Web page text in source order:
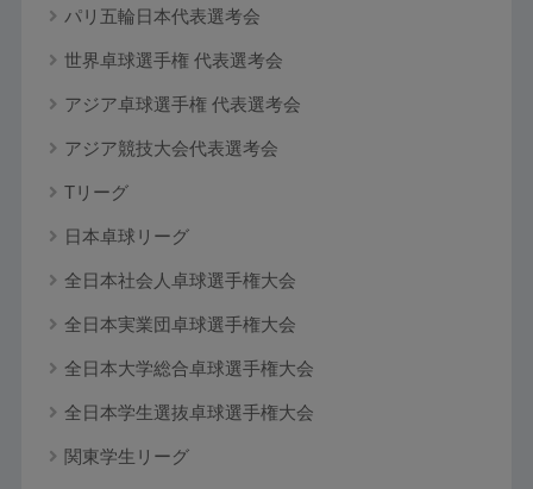
パリ五輪日本代表選考会
世界卓球選手権 代表選考会
アジア卓球選手権 代表選考会
アジア競技大会代表選考会
Tリーグ
日本卓球リーグ
全日本社会人卓球選手権大会
全日本実業団卓球選手権大会
全日本大学総合卓球選手権大会
全日本学生選抜卓球選手権大会
関東学生リーグ